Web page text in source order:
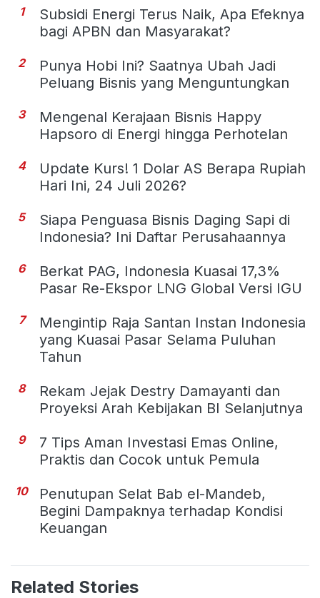
1
Subsidi Energi Terus Naik, Apa Efeknya
bagi APBN dan Masyarakat?
2
Punya Hobi Ini? Saatnya Ubah Jadi
Peluang Bisnis yang Menguntungkan
3
Mengenal Kerajaan Bisnis Happy
Hapsoro di Energi hingga Perhotelan
4
Update Kurs! 1 Dolar AS Berapa Rupiah
Hari Ini, 24 Juli 2026?
5
Siapa Penguasa Bisnis Daging Sapi di
Indonesia? Ini Daftar Perusahaannya
6
Berkat PAG, Indonesia Kuasai 17,3%
Pasar Re-Ekspor LNG Global Versi IGU
7
Mengintip Raja Santan Instan Indonesia
yang Kuasai Pasar Selama Puluhan
Tahun
8
Rekam Jejak Destry Damayanti dan
Proyeksi Arah Kebijakan BI Selanjutnya
9
7 Tips Aman Investasi Emas Online,
Praktis dan Cocok untuk Pemula
10
Penutupan Selat Bab el-Mandeb,
Begini Dampaknya terhadap Kondisi
Keuangan
Related Stories